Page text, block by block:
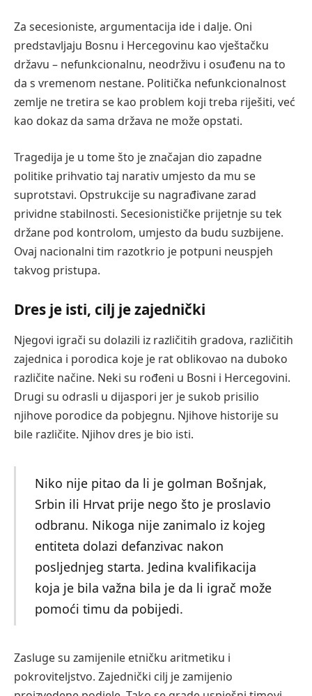
Za secesioniste, argumentacija ide i dalje. Oni
predstavljaju Bosnu i Hercegovinu kao vještačku
državu – nefunkcionalnu, neodrživu i osuđenu na to
da s vremenom nestane. Politička nefunkcionalnost
zemlje ne tretira se kao problem koji treba riješiti, već
kao dokaz da sama država ne može opstati.
Tragedija je u tome što je značajan dio zapadne
politike prihvatio taj narativ umjesto da mu se
suprotstavi. Opstrukcije su nagrađivane zarad
prividne stabilnosti. Secesionističke prijetnje su tek
držane pod kontrolom, umjesto da budu suzbijene.
Ovaj nacionalni tim razotkrio je potpuni neuspjeh
takvog pristupa.
Dres je isti, cilj je zajednički
Njegovi igrači su dolazili iz različitih gradova, različitih
zajednica i porodica koje je rat oblikovao na duboko
različite načine. Neki su rođeni u Bosni i Hercegovini.
Drugi su odrasli u dijaspori jer je sukob prisilio
njihove porodice da pobjegnu. Njihove historije su
bile različite. Njihov dres je bio isti.
Niko nije pitao da li je golman Bošnjak,
Srbin ili Hrvat prije nego što je proslavio
odbranu. Nikoga nije zanimalo iz kojeg
entiteta dolazi defanzivac nakon
posljednjeg starta. Jedina kvalifikacija
koja je bila važna bila je da li igrač može
pomoći timu da pobijedi.
Zasluge su zamijenile etničku aritmetiku i
pokroviteljstvo. Zajednički cilj je zamijenio